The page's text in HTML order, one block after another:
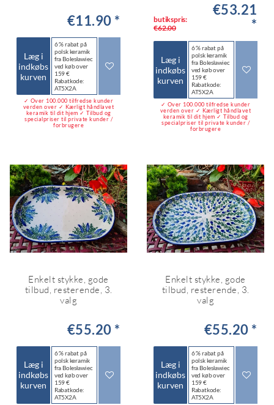
€11.90 *
Læg i
indkøbs
kurven
6 % rabat på
polsk keramik
fra Bolesławiec
ved køb over
159 €
Rabatkode:
AT5X2A
✓ Over 100.000 tilfredse kunder
verden over ✓ Kærligt håndlavet
keramik til dit hjem ✓ Tilbud og
specialpriser til private kunder /
forbrugere
butikspris:
€62.00
€53.21
*
Læg i
indkøbs
kurven
6 % rabat på
polsk keramik
fra Bolesławiec
ved køb over
159 €
Rabatkode:
AT5X2A
✓ Over 100.000 tilfredse kunder
verden over ✓ Kærligt håndlavet
keramik til dit hjem ✓ Tilbud og
specialpriser til private kunder /
forbrugere
Enkelt stykke, gode
tilbud, resterende, 3.
valg
€55.20 *
Læg i
indkøbs
kurven
6 % rabat på
polsk keramik
fra Bolesławiec
ved køb over
159 €
Rabatkode:
AT5X2A
Enkelt stykke, gode
tilbud, resterende, 3.
valg
€55.20 *
Læg i
indkøbs
kurven
6 % rabat på
polsk keramik
fra Bolesławiec
ved køb over
159 €
Rabatkode:
AT5X2A